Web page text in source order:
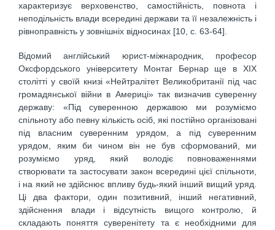
характеризує верховенство, самостійність, повнота і
неподільність влади всередині держави та її незалежність і
рівноправність у зовнішніх відносинах [10, c. 63-64].
Відомий англійський юрист-міжнародник, професор
Оксфордського університету Монтаг Бернар ще в XIX
столітті у своїй книзі «Нейтралітет Великобританії під час
громадянської війни в Америці» так визначив суверенну
державу: «Під суверенною державою ми розуміємо
спільноту або певну кількість осіб, які постійно організовані
під власним суверенним урядом, а під суверенним
урядом, яким би чином він не був сформований, ми
розуміємо уряд, який володіє повноваженнями
створювати та застосувати закон всередині цієї спільноти,
і на який не здійснює впливу будь-який інший вищий уряд.
Ці два фактори, один позитивний, інший негативний,
здійснення влади і відсутність вищого контролю, й
складають поняття суверенітету та є необхідними для